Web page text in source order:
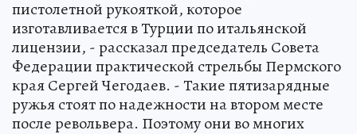
пистолетной рукояткой, которое
изготавливается в Турции по итальянской
лицензии, - рассказал председатель Совета
Федерации практической стрельбы Пермского
края Сергей Чегодаев. - Такие пятизарядные
ружья стоят по надежности на втором месте
после револьвера. Поэтому они во многих